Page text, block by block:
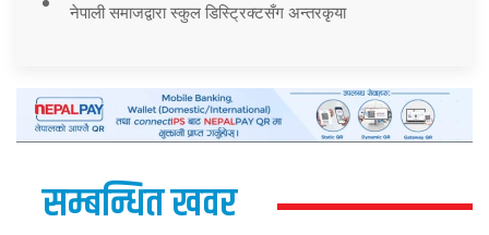
नेपाली समाजद्वारा स्कुल डिस्ट्रिक्टसँग अन्तरकृया
सम्बन्धित खवर